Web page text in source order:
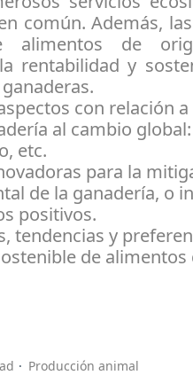
común. Además,
de
rentabilidad y
con relación a
al cambio
etc.
para la
de la ganadería, o
positivos.
tendencias y
de alimentos
Producción animal